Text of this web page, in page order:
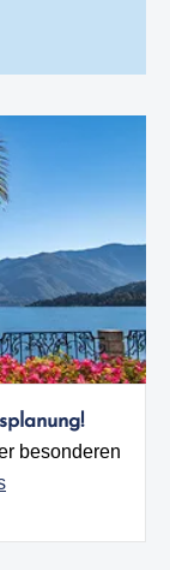
besonderen